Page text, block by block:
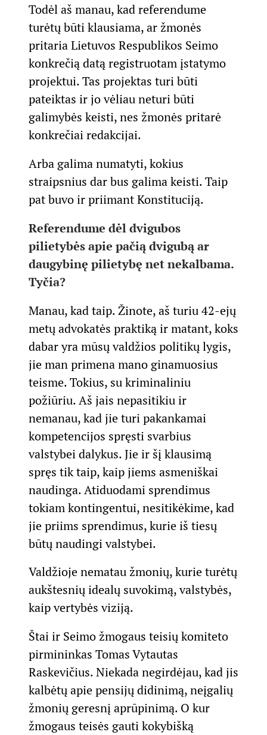
Todėl aš manau, kad referendume
turėtų būti klausiama, ar žmonės
pritaria Lietuvos Respublikos Seimo
konkrečią datą registruotam įstatymo
projektui. Tas projektas turi būti
pateiktas ir jo vėliau neturi būti
galimybės keisti, nes žmonės pritarė
konkrečiai redakcijai.
Arba galima numatyti, kokius
straipsnius dar bus galima keisti. Taip
pat buvo ir priimant Konstituciją.
Referendume dėl dvigubos
pilietybės apie pačią dvigubą ar
daugybinę pilietybę net nekalbama.
Tyčia?
Manau, kad taip. Žinote, aš turiu 42-ejų
metų advokatės praktiką ir matant, koks
dabar yra mūsų valdžios politikų lygis,
jie man primena mano ginamuosius
teisme. Tokius, su kriminaliniu
požiūriu. Aš jais nepasitikiu ir
nemanau, kad jie turi pakankamai
kompetencijos spręsti svarbius
valstybei dalykus. Jie ir šį klausimą
spręs tik taip, kaip jiems asmeniškai
naudinga. Atiduodami sprendimus
tokiam kontingentui, nesitikėkime, kad
jie priims sprendimus, kurie iš tiesų
būtų naudingi valstybei.
Valdžioje nematau žmonių, kurie turėtų
aukštesnių idealų suvokimą, valstybės,
kaip vertybės viziją.
Štai ir Seimo žmogaus teisių komiteto
pirmininkas Tomas Vytautas
Raskevičius. Niekada negirdėjau, kad jis
kalbėtų apie pensijų didinimą, neįgalių
žmonių geresnį aprūpinimą. O kur
žmogaus teisės gauti kokybišką